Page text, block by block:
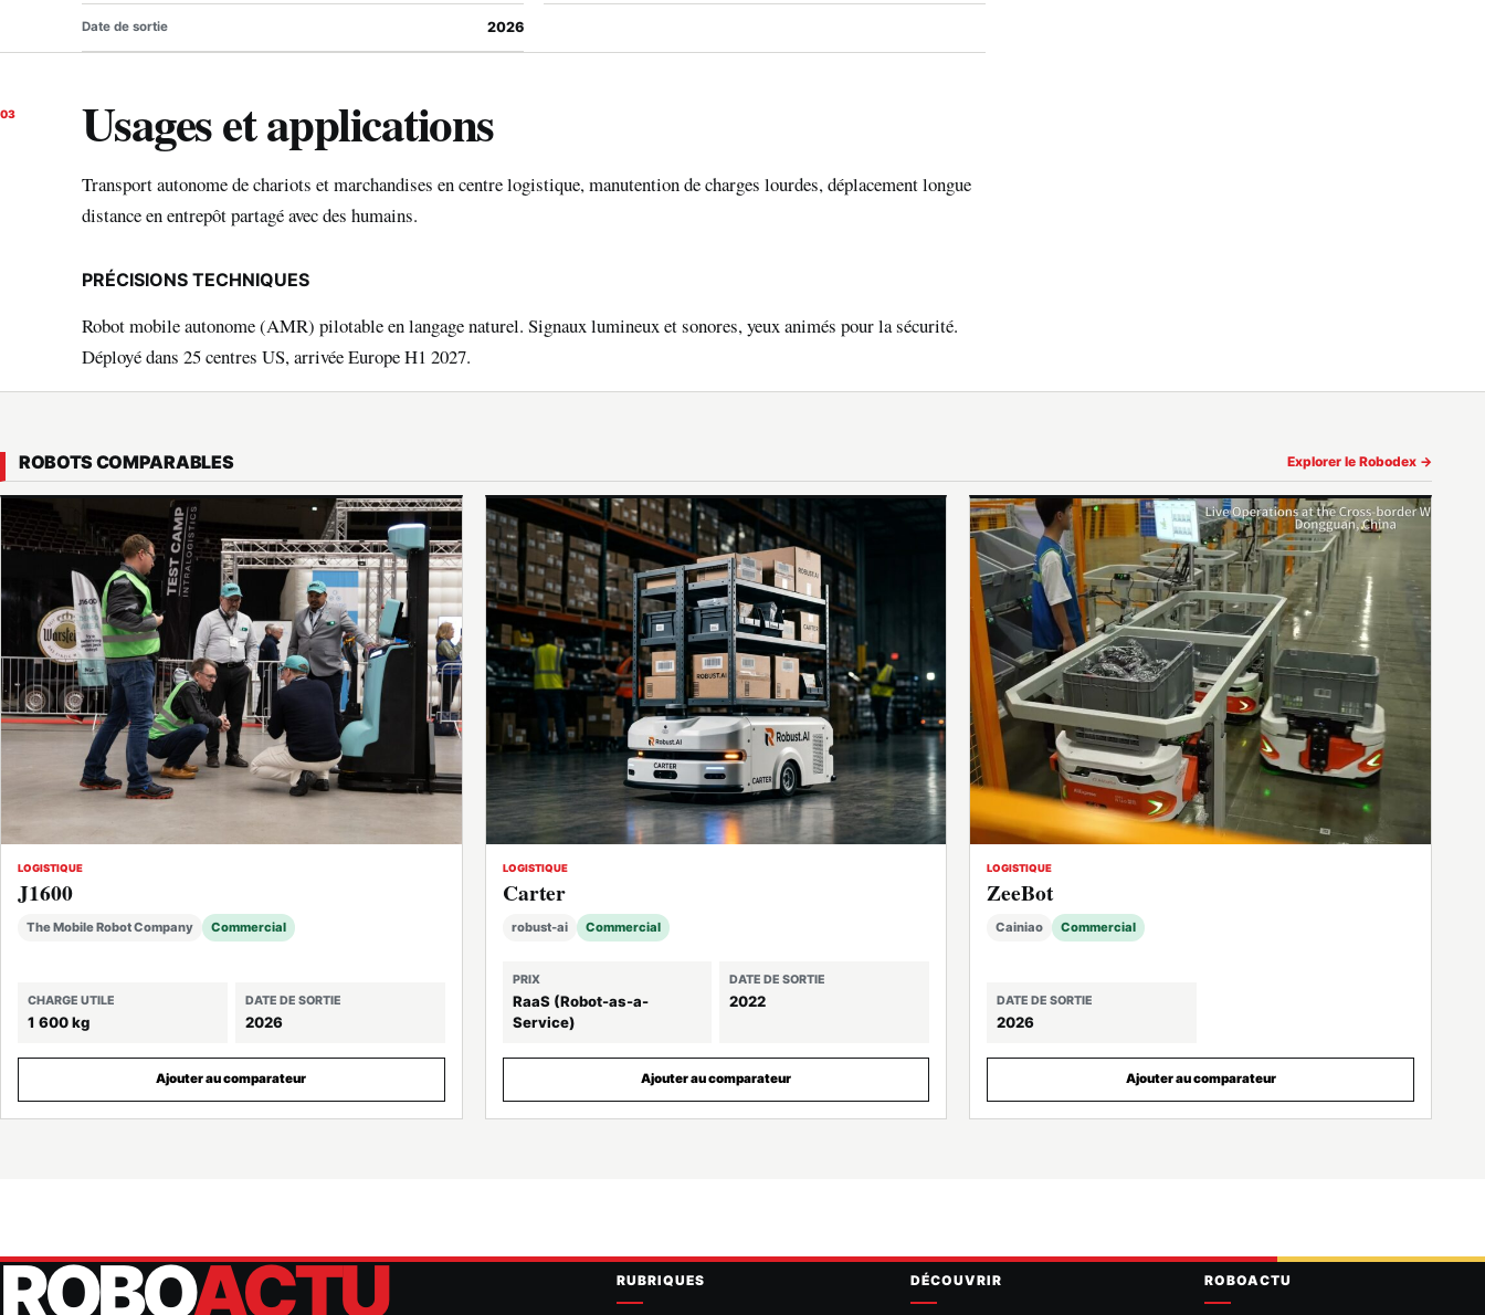
Date de sortie 2026
03 Usages et applications
Transport autonome de chariots et marchandises en centre logistique, manutention de charges lourdes, déplacement longue
distance en entrepôt partagé avec des humains.
PRÉCISIONS TECHNIQUES
Robot mobile autonome (AMR) pilotable en langage naturel. Signaux lumineux et sonores, yeux animés pour la sécurité.
Déployé dans 25 centres US, arrivée Europe H1 2027.
ROBOTS COMPARABLES Explorer le Robodex →
LOGISTIQUE
J1600
The Mobile Robot Company Commercial
CHARGE UTILE
1 600 kg
DATE DE SORTIE
2026
Ajouter au comparateur
LOGISTIQUE
Carter
robust-ai Commercial
PRIX
RaaS (Robot-as-a-
Service)
DATE DE SORTIE
2022
Ajouter au comparateur
LOGISTIQUE
ZeeBot
Cainiao Commercial
DATE DE SORTIE
2026
Ajouter au comparateur
ROBOACTU RUBRIQUES DÉCOUVRIR ROBOACTU